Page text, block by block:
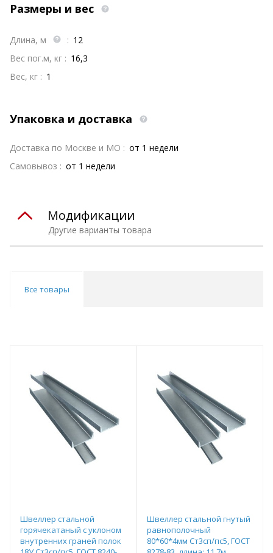
Размеры и вес
Длина, м : 12
Вес пог.м, кг : 16,3
Вес, кг : 1
Упаковка и доставка
Доставка по Москве и МО : от 1 недели
Самовывоз : от 1 недели
Другие варианты товара
Модификации
Все товары
Швеллер стальной
горячекатаный с уклоном
внутренних граней полок
Швеллер стальной гнутый
равнополочный
80*60*4мм Ст3сп/пс5, ГОСТ